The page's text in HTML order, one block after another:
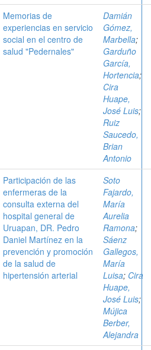
Memorias de
experiencias en servicio
social en el centro de
salud "Pedernales"
Damián
Gómez,
Marbella;
Garduño
García,
Hortencia;
Cira
Huape,
José Luis;
Ruiz
Saucedo,
Brian
Antonio
Participación de las
enfermeras de la
consulta externa del
hospital general de
Uruapan, DR. Pedro
Daniel Martínez en la
prevención y promoción
de la salud de
hipertensión arterial
Soto
Fajardo,
María
Aurelia
Ramona;
Sáenz
Gallegos,
María
Luisa; Cira
Huape,
José Luis;
Mújica
Berber,
Alejandra